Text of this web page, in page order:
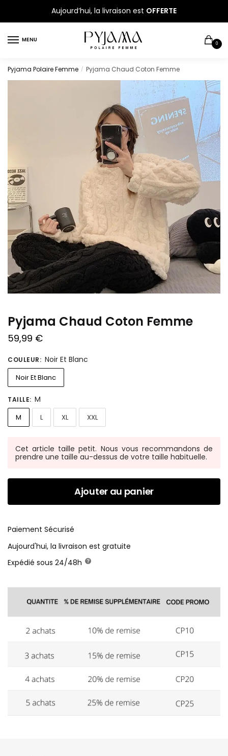
navigation
Aujourd’hui, la livraison est OFFERTE
MENU
0
Pyjama Polaire Femme / Pyjama Chaud Coton Femme
Pyjama Chaud Coton Femme
59,99 €
COULEUR: Noir Et Blanc
Noir Et Blanc
TAILLE: M
M L XL XXL
Cet article taille petit. Nous vous recommandons de
prendre une taille au-dessus de votre taille habituelle.
Ajouter au panier
Paiement Sécurisé
Aujourd'hui, la livraison est gratuite
Expédié sous 24/48h